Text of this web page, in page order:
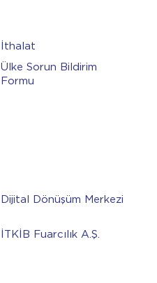
İthalat
Ülke Sorun Bildirim
Formu
Dijital Dönüşüm Merkezi
İTKİB Fuarcılık A.Ş.